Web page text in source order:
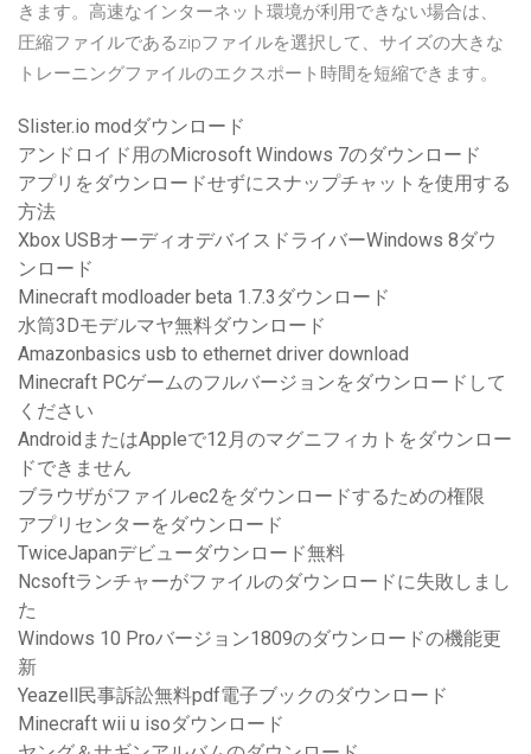
きます。高速なインターネット環境が利用できない場合は、
圧縮ファイルであるzipファイルを選択して、サイズの大きな
トレーニングファイルのエクスポート時間を短縮できます。
Slister.io modダウンロード
アンドロイド用のMicrosoft Windows 7のダウンロード
アプリをダウンロードせずにスナップチャットを使用する
方法
Xbox USBオーディオデバイスドライバーWindows 8ダウ
ンロード
Minecraft modloader beta 1.7.3ダウンロード
水筒3Dモデルマヤ無料ダウンロード
Amazonbasics usb to ethernet driver download
Minecraft PCゲームのフルバージョンをダウンロードして
ください
AndroidまたはAppleで12月のマグニフィカトをダウンロー
ドできません
ブラウザがファイルec2をダウンロードするための権限
アプリセンターをダウンロード
TwiceJapanデビューダウンロード無料
Ncsoftランチャーがファイルのダウンロードに失敗しまし
た
Windows 10 Proバージョン1809のダウンロードの機能更
新
Yeazell民事訴訟無料pdf電子ブックのダウンロード
Minecraft wii u isoダウンロード